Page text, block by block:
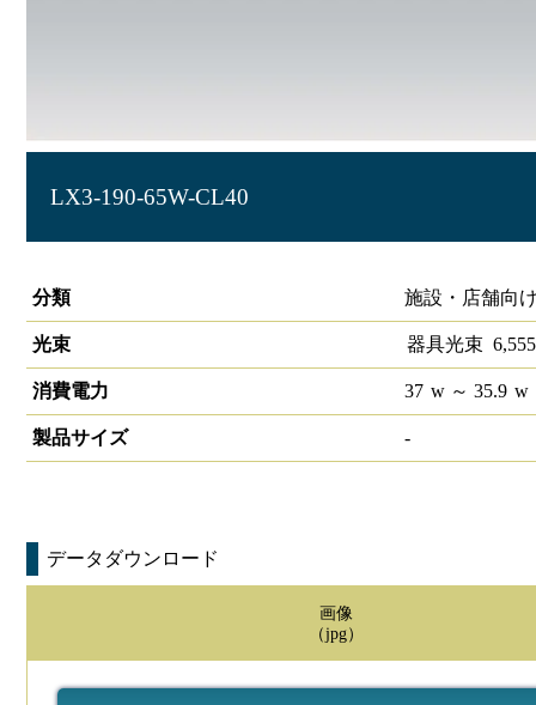
LX3-190-65W-CL40
分類
施設・店舗向
光束 器具光束 6,555
消費電力 37 w～ 35.9 w
製品サイズ -
データダウンロード
画像
（jpg）